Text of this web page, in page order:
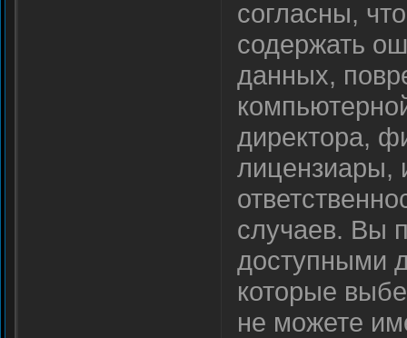
согласны,
содержать
данных,
директора,
лицензиары,
случаев. Вы
доступными
которые
не можете